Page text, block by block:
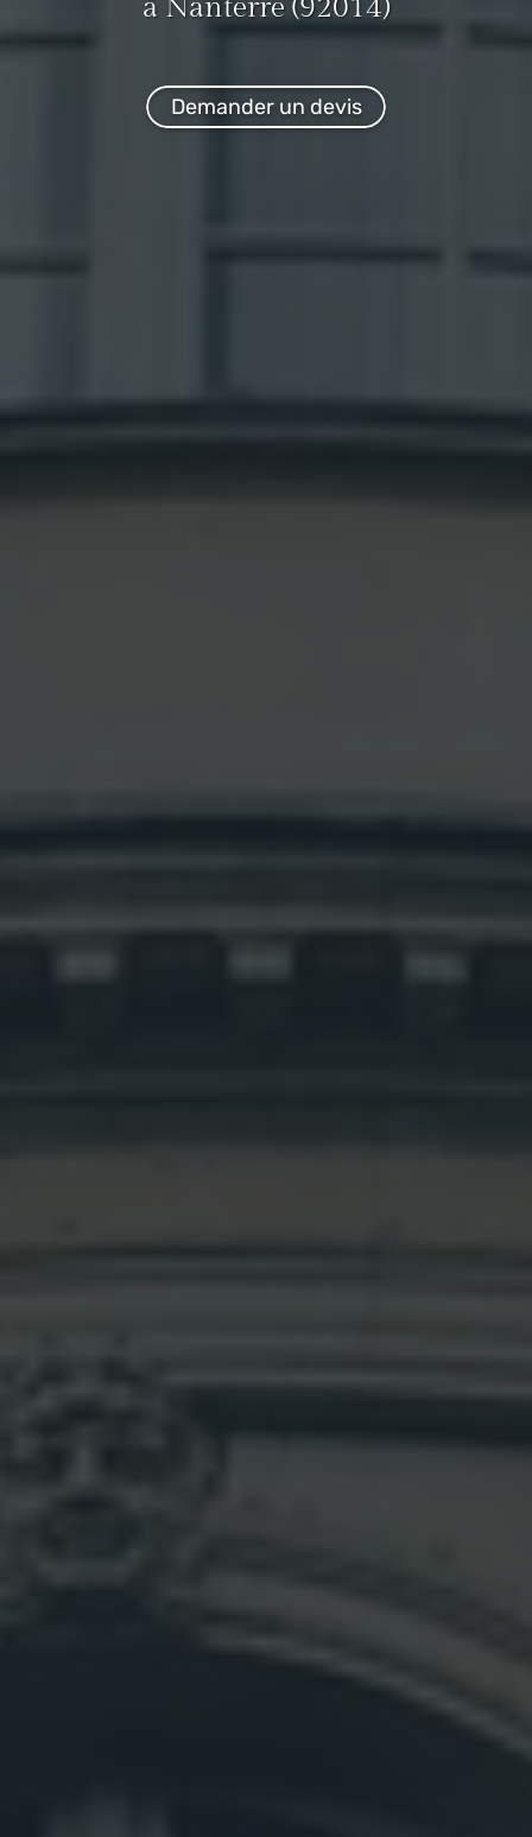
à Nanterre (92014)
Demander un devis